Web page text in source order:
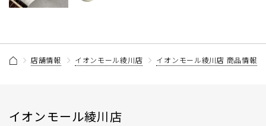
店舗情報 イオンモール綾川店 イオンモール綾川店 商品情報
イオンモール綾川店